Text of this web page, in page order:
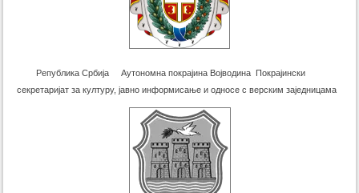
Република Србија Аутономна покрајина Војводина Покрајински
секретаријат за културу, јавно информисање и односе с верским заједницама